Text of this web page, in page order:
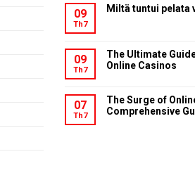
09
Th7
Miltä tuntui pelata
09
Th7
The Ultimate
Online Casinos
07
Th7
The Surge of Online Casino Sites: A
Comprehensive